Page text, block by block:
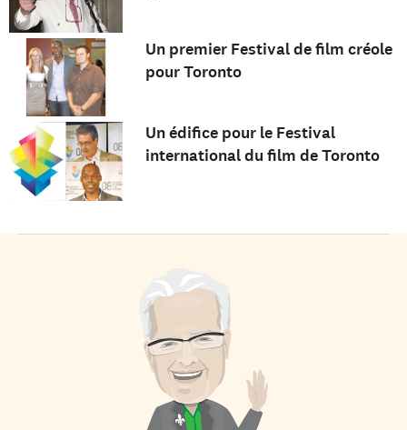
Un premier Festival de film créole
pour Toronto
Un édifice pour le Festival
international du film de Toronto